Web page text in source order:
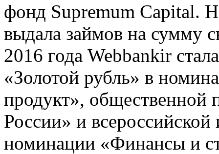
фонд Supremum Capital.
выдала займов на сумму
2016 года Webbankir
«Золотой рубль» в
продукт», общественной
России» и
номинации «Финансы и